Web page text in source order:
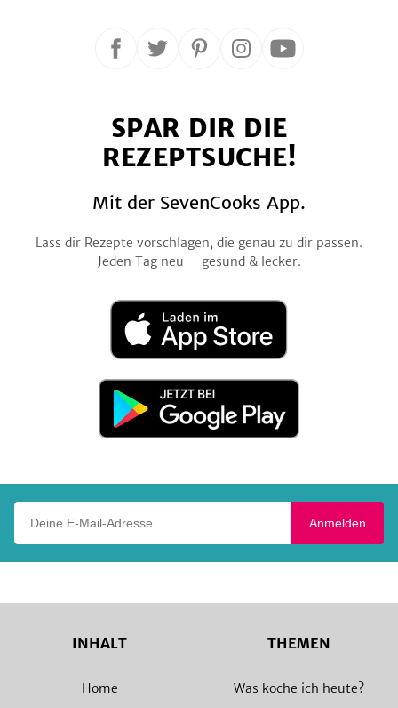
Folge
Facebook
Folge
Twitter
Folge
Pinterest
Folge
Instagram
Folge
YouTube
SPAR DIR DIE
REZEPTSUCHE!
Mit der SevenCooks App.
Lass dir Rezepte vorschlagen, die genau zu dir passen.
Jeden Tag neu – gesund & lecker.
Laden
im
App
Jetzt
Google
Anmelden
INHALT
Home
THEMEN
Was koche ich heute?